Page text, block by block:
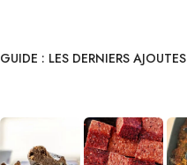
GUIDE : LES DERNIERS AJOUTES